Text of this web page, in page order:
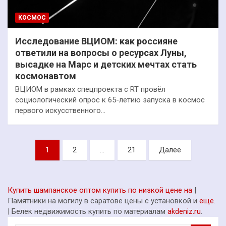
КОСМОС
Исследование ВЦИОМ: как россияне
ответили на вопросы о ресурсах Луны,
высадке на Марс и детских мечтах стать
космонавтом
ВЦИОМ в рамках спецпроекта с RT провёл
социологический опрос к 65-летию запуска в космос
первого искусственного…
Пагинация
записей
1 2 … 21 Далее
Купить шампанское оптом купить по низкой цене на |
Памятники на могилу в саратове цены с установкой и еще.
| Белек недвижимость купить по материалам akdeniz.ru.